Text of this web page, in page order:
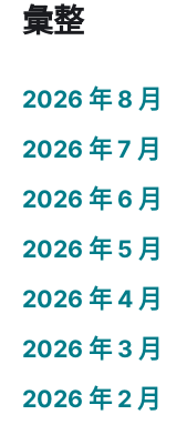
彙整
2026 年 8 月
2026 年 7 月
2026 年 6 月
2026 年 5 月
2026 年 4 月
2026 年 3 月
2026 年 2 月